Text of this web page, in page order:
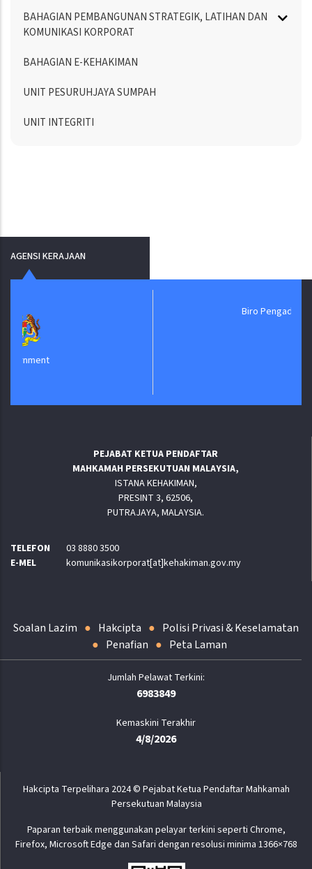
BAHAGIAN PEMBANGUNAN STRATEGIK, LATIHAN DAN
KOMUNIKASI KORPORAT
BAHAGIAN E-KEHAKIMAN
UNIT PESURUHJAYA SUMPAH
UNIT INTEGRITI
AGENSI KERAJAAN
PEJABAT KETUA PENDAFTAR
MAHKAMAH PERSEKUTUAN MALAYSIA,
ISTANA KEHAKIMAN,
PRESINT 3, 62506,
PUTRAJAYA, MALAYSIA.
TELEFON
03 8880 3500
E-MEL
komunikasikorporat[at]kehakiman.gov.my
Soalan Lazim Hakcipta
Polisi Privasi & Keselamatan
Penafian
Peta Laman
6983849
Kemaskini Terakhir
4/8/2026
Hakcipta Terpelihara 2024 © Pejabat Ketua Pendaftar Mahkamah
Persekutuan Malaysia
Paparan terbaik menggunakan pelayar terkini seperti Chrome,
Firefox, Microsoft Edge dan Safari dengan resolusi minima 1366×768